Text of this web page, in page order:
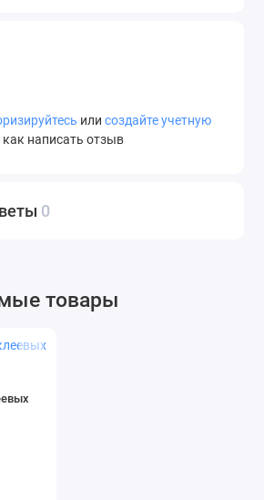
или создайте учетную
как написать отзыв
0
товары